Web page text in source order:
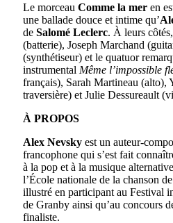
Le morceau Comme la mer en
une ballade douce et intime qu’
de Salomé Leclerc. À leurs
(batterie), Joseph Marchand
(synthétiseur) et le quatuor
instrumental Même l’impossible
français), Sarah Martineau (alto),
traversière) et Julie Dessureault
À PROPOS
Alex Nevsky est un auteur-
francophone qui s’est fait
à la pop et à la musique
l’École nationale de la chanson
illustré en participant au Festival
de Granby ainsi qu’au concours
finaliste.